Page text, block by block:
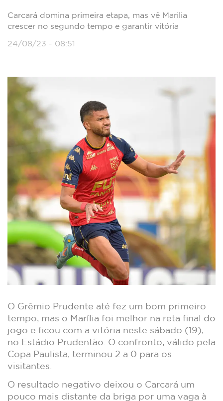
Carcará domina primeira etapa, mas vê Marilia
crescer no segundo tempo e garantir vitória
24/08/23 - 08:51
O Grêmio Prudente até fez um bom primeiro
tempo, mas o Marília foi melhor na reta final do
jogo e ficou com a vitória neste sábado (19),
no Estádio Prudentão. O confronto, válido pela
Copa Paulista, terminou 2 a 0 para os
visitantes.
O resultado negativo deixou o Carcará um
pouco mais distante da briga por uma vaga à